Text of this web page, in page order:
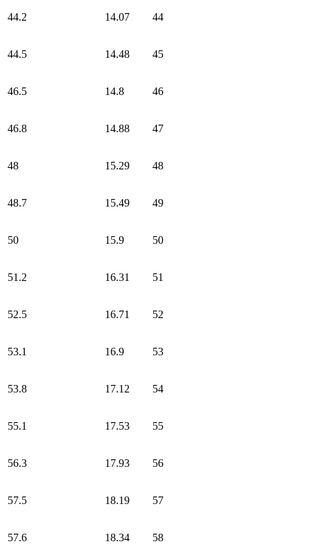
44.2 14.07 44
44.5 14.48 45
46.5 14.8 46
46.8 14.88 47
48 15.29 48
48.7 15.49 49
50 15.9 50
51.2 16.31 51
52.5 16.71 52
53.1 16.9 53
53.8 17.12 54
55.1 17.53 55
56.3 17.93 56
57.5 18.19 57
57.6 18.34 58